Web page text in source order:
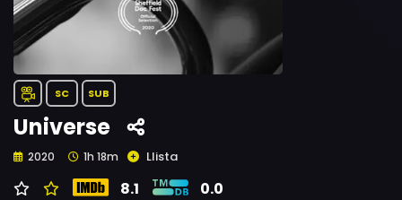
SC SUB
Universe
2020 1h 18m Llista
8.1 0.0